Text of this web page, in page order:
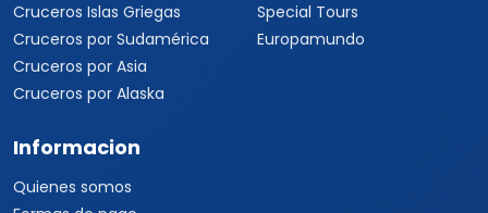
Cruceros Islas Griegas
Cruceros por Sudamérica
Cruceros por Asia
Cruceros por Alaska
Special Tours
Europamundo
Informacion
Quienes somos